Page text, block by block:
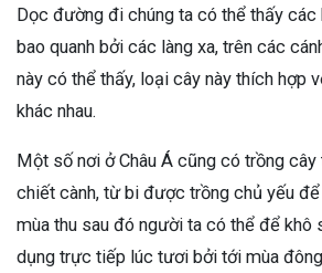
Dọc đường đi chúng ta có thể thấy
bao quanh bởi các làng xa, trên các
này có thể thấy, loại cây này thích hợp
khác nhau.
Một số nơi ở Châu Á cũng có trồng
chiết cành, từ bi được trồng chủ yếu để
mùa thu sau đó người ta có thể để khô
dụng trực tiếp lúc tươi bởi tới mùa